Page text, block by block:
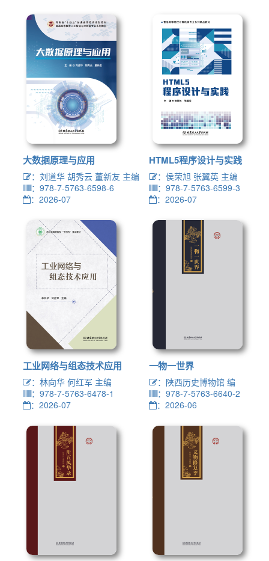
大数据原理与应用
：刘道华 胡秀云 董新友 主编
：978-7-5763-6598-6
：2026-07
HTML5程序设计与实践
：侯荣旭 张翼英 主编
：978-7-5763-6599-3
：2026-07
工业网络与组态技术应用
：林向华 何红军 主编
：978-7-5763-6478-1
：2026-07
一物一世界
：陕西历史博物馆 编
：978-7-5763-6640-2
：2026-06